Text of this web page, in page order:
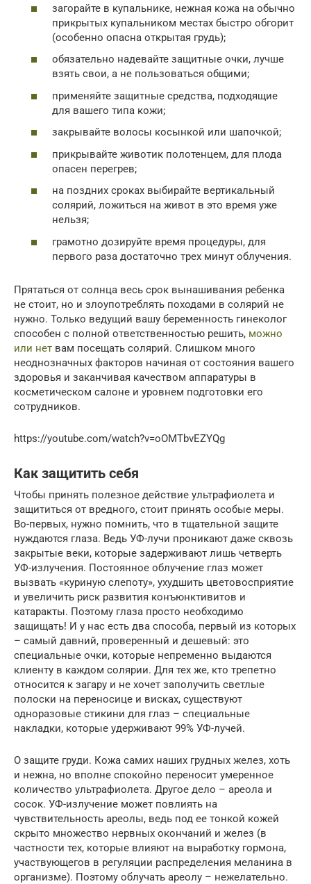
загорайте в купальнике, нежная кожа на обычно
прикрытых купальником местах быстро обгорит
(особенно опасна открытая грудь);
обязательно надевайте защитные очки, лучше
взять свои, а не пользоваться общими;
применяйте защитные средства, подходящие
для вашего типа кожи;
закрывайте волосы косынкой или шапочкой;
прикрывайте животик полотенцем, для плода
опасен перегрев;
на поздних сроках выбирайте вертикальный
солярий, ложиться на живот в это время уже
нельзя;
грамотно дозируйте время процедуры, для
первого раза достаточно трех минут облучения.
Прятаться от солнца весь срок вынашивания ребенка
не стоит, но и злоупотреблять походами в солярий не
нужно. Только ведущий вашу беременность гинеколог
способен с полной ответственностью решить, можно
или нет вам посещать солярий. Слишком много
неоднозначных факторов начиная от состояния вашего
здоровья и заканчивая качеством аппаратуры в
косметическом салоне и уровнем подготовки его
сотрудников.
https://youtube.com/watch?v=oOMTbvEZYQg
Как защитить себя
Чтобы принять полезное действие ультрафиолета и
защититься от вредного, стоит принять особые меры.
Во-первых, нужно помнить, что в тщательной защите
нуждаются глаза. Ведь УФ-лучи проникают даже сквозь
закрытые веки, которые задерживают лишь четверть
УФ-излучения. Постоянное облучение глаз может
вызвать «куриную слепоту», ухудшить цветовосприятие
и увеличить риск развития конъюнктивитов и
катаракты. Поэтому глаза просто необходимо
защищать! И у нас есть два способа, первый из которых
– самый давний, проверенный и дешевый: это
специальные очки, которые непременно выдаются
клиенту в каждом солярии. Для тех же, кто трепетно
относится к загару и не хочет заполучить светлые
полоски на переносице и висках, существуют
одноразовые стикини для глаз – специальные
накладки, которые удерживают 99% УФ-лучей.
О защите груди. Кожа самих наших грудных желез, хоть
и нежна, но вполне спокойно переносит умеренное
количество ультрафиолета. Другое дело – ареола и
сосок. УФ-излучение может повлиять на
чувствительность ареолы, ведь под ее тонкой кожей
скрыто множество нервных окончаний и желез (в
частности тех, которые влияют на выработку гормона,
участвующегов в регуляции распределения меланина в
организме). Поэтому облучать ареолу – нежелательно.